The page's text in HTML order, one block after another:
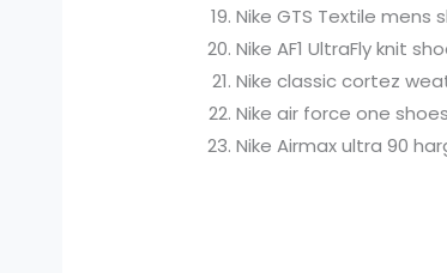
Nike GTS Textile mens
Nike AF1 UltraFly knit
Nike classic cortez
Nike air force one
Nike Airmax ultra 90